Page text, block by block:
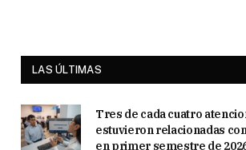
LAS ÚLTIMAS
Tres de cada cuatro
estuvieron relacionadas
en primer semestre de